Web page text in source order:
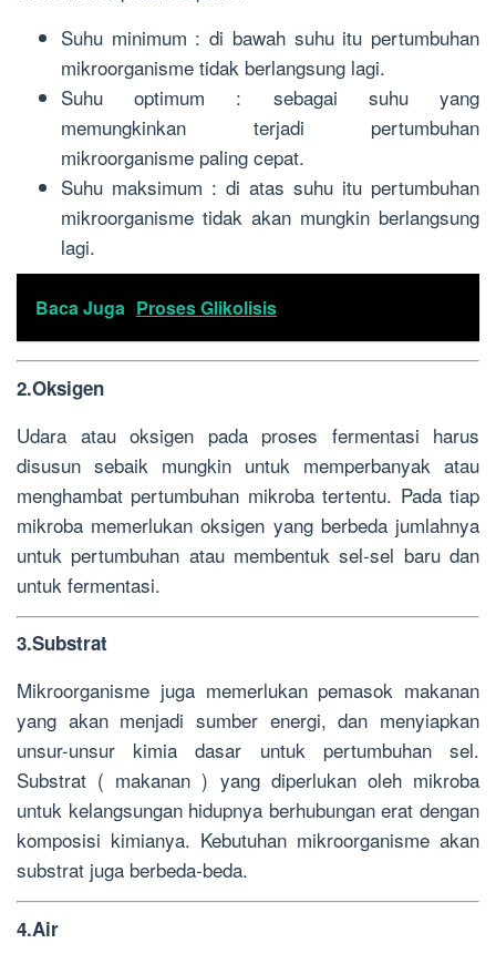
Suhu minimum : di bawah suhu itu pertumbuhan
mikroorganisme tidak berlangsung lagi.
Suhu optimum : sebagai suhu yang
memungkinkan terjadi pertumbuhan
mikroorganisme paling cepat.
Suhu maksimum : di atas suhu itu pertumbuhan
mikroorganisme tidak akan mungkin berlangsung
lagi.
Baca Juga Proses Glikolisis
2.Oksigen
Udara atau oksigen pada proses fermentasi harus
disusun sebaik mungkin untuk memperbanyak atau
menghambat pertumbuhan mikroba tertentu. Pada tiap
mikroba memerlukan oksigen yang berbeda jumlahnya
untuk pertumbuhan atau membentuk sel-sel baru dan
untuk fermentasi.
3.Substrat
Mikroorganisme juga memerlukan pemasok makanan
yang akan menjadi sumber energi, dan menyiapkan
unsur-unsur kimia dasar untuk pertumbuhan sel.
Substrat ( makanan ) yang diperlukan oleh mikroba
untuk kelangsungan hidupnya berhubungan erat dengan
komposisi kimianya. Kebutuhan mikroorganisme akan
substrat juga berbeda-beda.
4.Air